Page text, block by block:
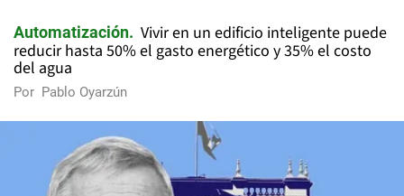
Automatización
Vivir en un edificio inteligente puede
reducir hasta 50% el gasto energético y 35% el costo
del agua
Por Pablo Oyarzún